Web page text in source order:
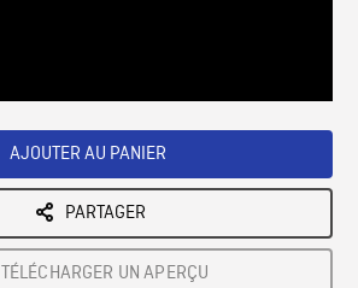
AJOUTER AU PANIER
PARTAGER
TÉLÉCHARGER UN APERÇU